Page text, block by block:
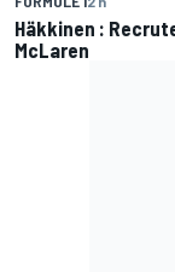
Häkkinen :
McLaren